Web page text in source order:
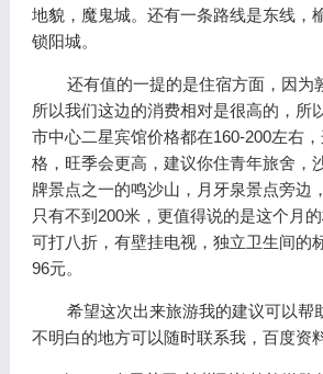
地貌，魔鬼城。还有一条路线是东线，
锁阳城。
还有值的一提的是住宿方面，因为
所以我们这边的消费相对是很高的，所
市中心二星宾馆价格都在160-200左右
格，旺季会更高，建议你住青年旅舍，
牌景点之一的鸣沙山，月牙泉景点旁边
只有不到200米，更值得说的是这个月
可打八折，有壁挂电视，独立卫生间的
96元。
希望这次出来旅游我的建议可以帮
不明白的地方可以随时联系我，百度资